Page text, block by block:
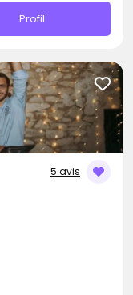
Profil
5 avis